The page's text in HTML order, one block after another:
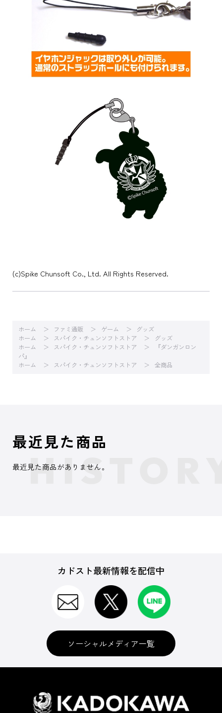
(c)Spike Chunsoft Co., Ltd. All Rights Reserved.
ホーム ファミ通販 ゲーム
グッズ
ホーム
スパイク・チュンソフトストア
グッズ
ホーム
スパイク・チュンソフトストア
『ダンガンロン
パ』
ホーム
スパイク・チュンソフトストア 全商品
最近見た商品
最近見た商品がありません。
カドスト最新情報を配信中
ソーシャルメディア一覧